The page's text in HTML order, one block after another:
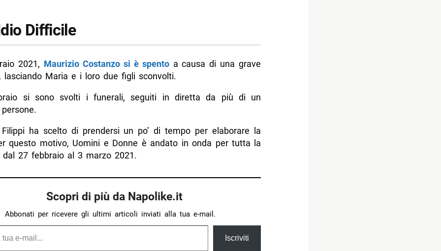
Difficile
2021, Maurizio Costanzo si è spentoa causa di una grave
lasciando Maria e i loro due figli sconvolti.
si sono svolti i funerali, seguiti in diretta da più di un
ha scelto di prendersi un po’ di tempo per elaborare la
questo motivo, Uomini e Donne è andato in onda per tutta la
dal 27 febbraio al 3 marzo 2021.
Scopri di più da Napolike.it
Abbonati per ricevere gli ultimi articoli inviati alla tua e-mail.
Iscriviti